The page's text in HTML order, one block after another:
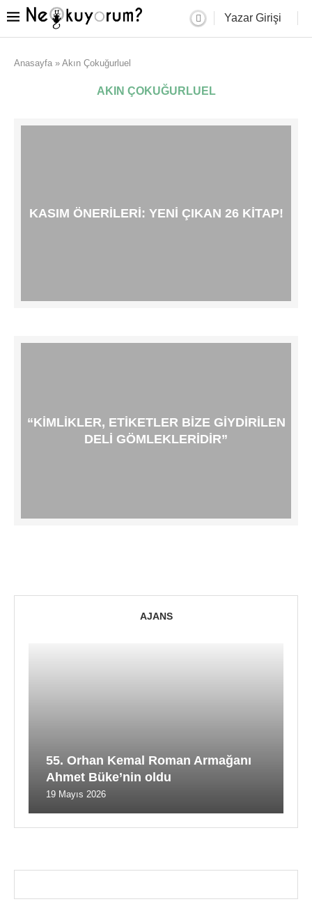
Yazar Girişi
Anasayfa » Akın Çokuğurluel
AKIN ÇOKUĞURLUEL
KASIM ÖNERILERI: YENI ÇIKAN 26 KITAP!
“KIMLIKLER, ETIKETLER BIZE GIYDIRILEN
DELI GÖMLEKLERIDIR”
AJANS
55. Orhan Kemal Roman Armağanı
Ahmet Büke’nin oldu
19 Mayıs 2026